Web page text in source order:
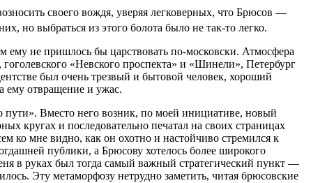
своего вождя, уверяя легковерных, что Брюсов —
но выбраться из этого болота было не так-то легко.
ему не пришлось бы царствовать по-московски. Атмосфера
«Невского проспекта» и «Шинели», Петербург
был очень трезвый и бытовой человек, хороший
ему отвращение и ужас.
Вместо него возник, по моей инициативе, новый
кругах и последовательно печатал на своих страницах
ко мне видно, как он охотно и настойчиво стремился к
публики, а Брюсову хотелось более широкого
в руках был тогда самый важный стратегический пункт —
Эту метаморфозу нетрудно заметить, читая брюсовские